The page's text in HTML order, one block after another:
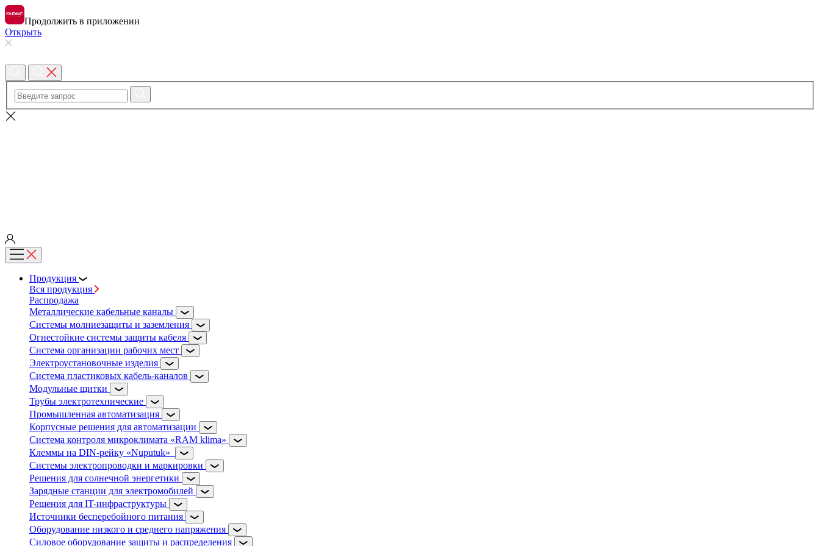
Продолжить в приложении
Открыть
Продукция
Вся продукция
Распродажа
Металлические кабельные каналы
Системы молниезащиты и заземления
Огнестойкие системы защиты кабеля
Система организации рабочих мест
Электроустановочные изделия
Система пластиковых кабель-каналов
Модульные щитки
Трубы электротехнические
Промышленная автоматизация
Корпусные решения для автоматизации
Система контроля микроклимата «RAM klima»
Клеммы на DIN-рейку «Nuputuk»
Системы электропроводки и маркировки
Решения для солнечной энергетики
Зарядные станции для электромобилей
Решения для IT-инфраструктуры
Источники бесперебойного питания
Оборудование низкого и среднего напряжения
Силовое оборудование защиты и распределения